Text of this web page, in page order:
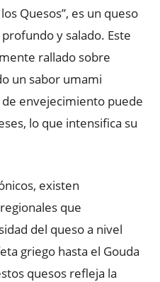
Quesos”, es un queso
y salado. Este
rallado sobre
un sabor umami
envejecimiento puede
lo que intensifica su
existen
que
del queso a nivel
griego hasta el Gouda
quesos refleja la